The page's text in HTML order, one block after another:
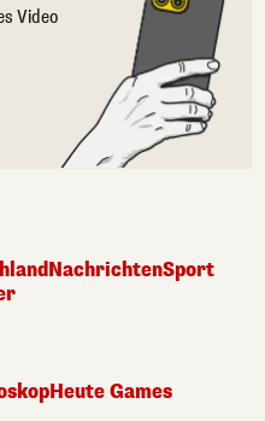
Video
NachrichtenSport
Heute Games